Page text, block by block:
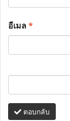
อีเมล*
ตอบกลับ